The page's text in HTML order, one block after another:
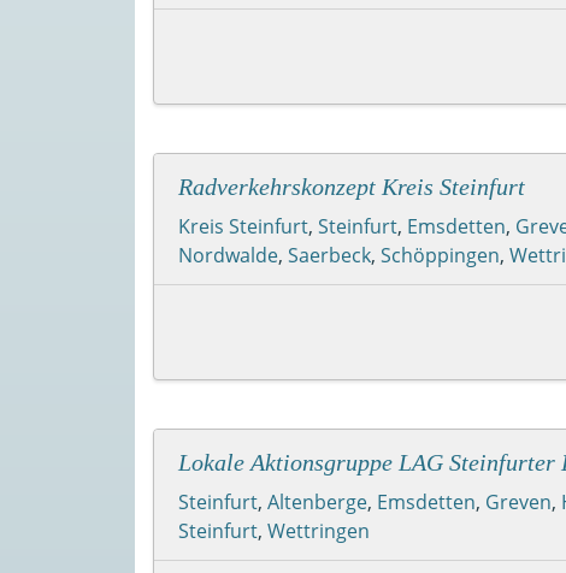
Radverkehrskonzept Kreis Steinfurt
Kreis Steinfurt, Steinfurt, Emsdetten,
Nordwalde, Saerbeck, Schöppingen,
Lokale Aktionsgruppe LAG Steinfurter
Steinfurt, Altenberge, Emsdetten, Greven,
Steinfurt, Wettringen